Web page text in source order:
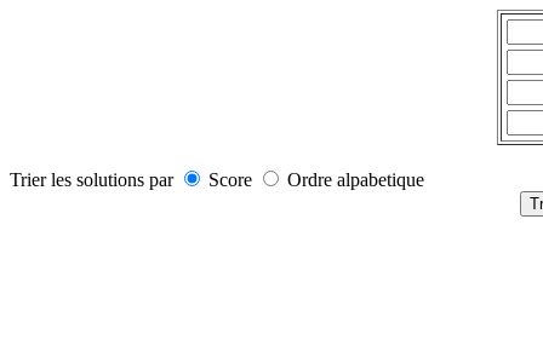
Trier les solutions par Score Ordre alpabetique